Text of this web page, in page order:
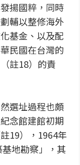
揚國粹，同時
輔以整修海外
基金、以及配
民國在台灣的
註18）的責
選址過程也頗
念館建館初期
19），1964年
地勘察」，其